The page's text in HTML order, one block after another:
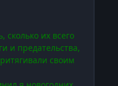
их всего
и предательства,
своим